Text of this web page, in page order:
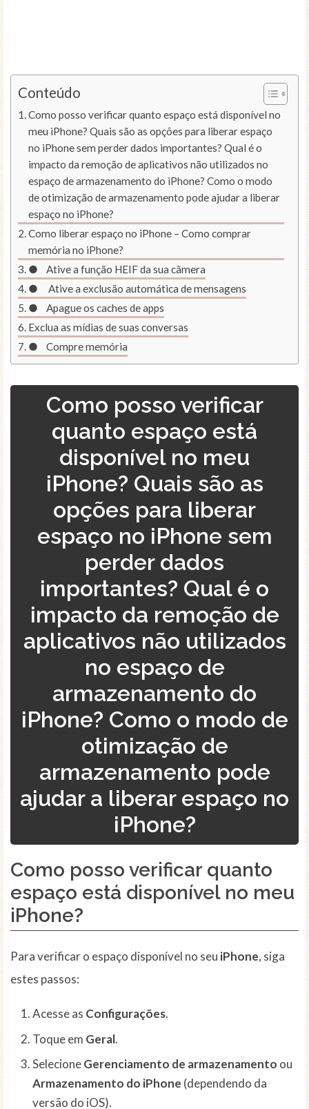
Conteúdo
Como posso verificar quanto espaço está disponível no
meu iPhone? Quais são as opções para liberar espaço
no iPhone sem perder dados importantes? Qual é o
impacto da remoção de aplicativos não utilizados no
espaço de armazenamento do iPhone? Como o modo
de otimização de armazenamento pode ajudar a liberar
espaço no iPhone?
Como liberar espaço no iPhone – Como comprar
memória no iPhone?
● Ative a função HEIF da sua câmera
● Ative a exclusão automática de mensagens
● Apague os caches de apps
Exclua as mídias de suas conversas
● Compre memória
Como posso verificar
quanto espaço está
disponível no meu
iPhone? Quais são as
opções para liberar
espaço no iPhone sem
perder dados
importantes? Qual é o
impacto da remoção de
aplicativos não utilizados
no espaço de
armazenamento do
iPhone? Como o modo de
otimização de
armazenamento pode
ajudar a liberar espaço no
iPhone?
Como posso verificar quanto
espaço está disponível no meu
iPhone?
Para verificar o espaço disponível no seu iPhone, siga
estes passos:
Acesse as Configurações.
Toque em Geral.
SelecioneGerenciamento de armazenamento ou
Armazenamento do iPhone (dependendo da
versão do iOS).